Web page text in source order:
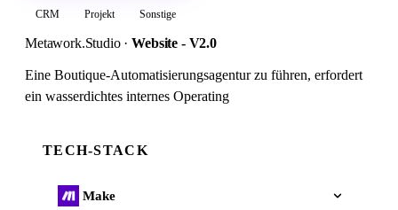
CRM Projekt Sonstige
Metawork.Studio · Website - V2.0
Eine Boutique-Automatisierungsagentur zu führen, erfordert
ein wasserdichtes internes Operating
TECH-STACK
Make